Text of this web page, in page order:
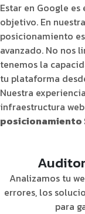
Estar en Google
objetivo. En nuestra
posicionamiento
avanzado. No nos
tenemos la
tu plataforma
Nuestra
infraestructura
posicionamiento
Analizamos tu
errores, los
para